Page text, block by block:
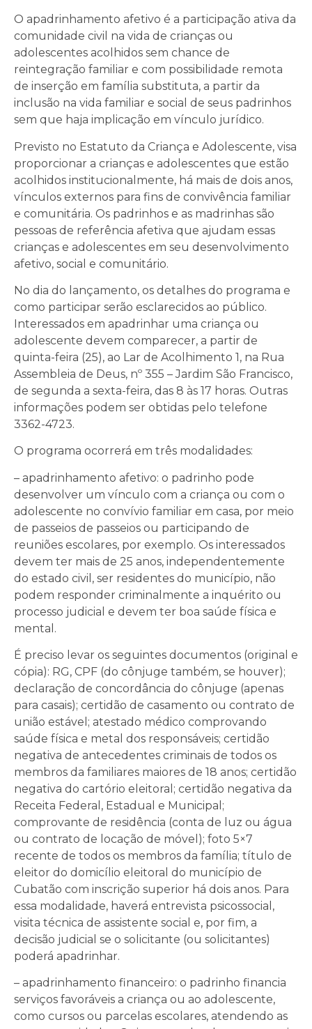
O apadrinhamento afetivo é a participação ativa da
comunidade civil na vida de crianças ou
adolescentes acolhidos sem chance de
reintegração familiar e com possibilidade remota
de inserção em família substituta, a partir da
inclusão na vida familiar e social de seus padrinhos
sem que haja implicação em vínculo jurídico.
Previsto no Estatuto da Criança e Adolescente, visa
proporcionar a crianças e adolescentes que estão
acolhidos institucionalmente, há mais de dois anos,
vínculos externos para fins de convivência familiar
e comunitária. Os padrinhos e as madrinhas são
pessoas de referência afetiva que ajudam essas
crianças e adolescentes em seu desenvolvimento
afetivo, social e comunitário.
No dia do lançamento, os detalhes do programa e
como participar serão esclarecidos ao público.
Interessados em apadrinhar uma criança ou
adolescente devem comparecer, a partir de
quinta-feira (25), ao Lar de Acolhimento 1, na Rua
Assembleia de Deus, nº 355 – Jardim São Francisco,
de segunda a sexta-feira, das 8 às 17 horas. Outras
informações podem ser obtidas pelo telefone
3362-4723.
O programa ocorrerá em três modalidades:
– apadrinhamento afetivo: o padrinho pode
desenvolver um vínculo com a criança ou com o
adolescente no convívio familiar em casa, por meio
de passeios de passeios ou participando de
reuniões escolares, por exemplo. Os interessados
devem ter mais de 25 anos, independentemente
do estado civil, ser residentes do município, não
podem responder criminalmente a inquérito ou
processo judicial e devem ter boa saúde física e
mental.
É preciso levar os seguintes documentos (original e
cópia): RG, CPF (do cônjuge também, se houver);
declaração de concordância do cônjuge (apenas
para casais); certidão de casamento ou contrato de
união estável; atestado médico comprovando
saúde física e metal dos responsáveis; certidão
negativa de antecedentes criminais de todos os
membros da familiares maiores de 18 anos; certidão
negativa do cartório eleitoral; certidão negativa da
Receita Federal, Estadual e Municipal;
comprovante de residência (conta de luz ou água
ou contrato de locação de móvel); foto 5×7
recente de todos os membros da família; título de
eleitor do domicílio eleitoral do município de
Cubatão com inscrição superior há dois anos. Para
essa modalidade, haverá entrevista psicossocial,
visita técnica de assistente social e, por fim, a
decisão judicial se o solicitante (ou solicitantes)
poderá apadrinhar.
– apadrinhamento financeiro: o padrinho financia
serviços favoráveis a criança ou ao adolescente,
como cursos ou parcelas escolares, atendendo as